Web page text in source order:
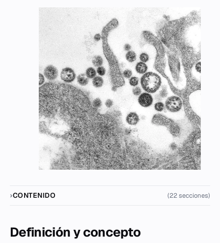
CONTENIDO (22 secciones)
Definición y concepto